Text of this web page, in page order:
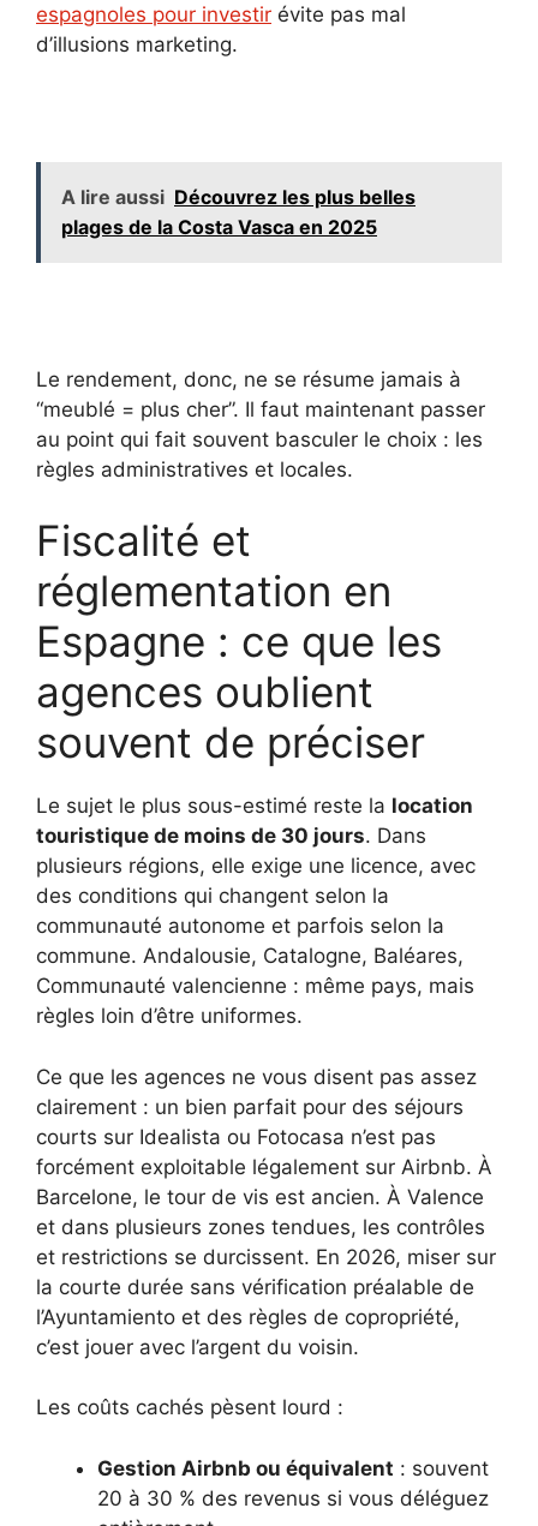
espagnoles pour investir évite pas mal
d’illusions marketing.
A lire aussi Découvrez les plus belles
plages de la Costa Vasca en 2025
Le rendement, donc, ne se résume jamais à
“meublé = plus cher”. Il faut maintenant passer
au point qui fait souvent basculer le choix : les
règles administratives et locales.
Fiscalité et
réglementation en
Espagne : ce que les
agences oublient
souvent de préciser
Le sujet le plus sous-estimé reste la location
touristique de moins de 30 jours. Dans
plusieurs régions, elle exige une licence, avec
des conditions qui changent selon la
communauté autonome et parfois selon la
commune. Andalousie, Catalogne, Baléares,
Communauté valencienne : même pays, mais
règles loin d’être uniformes.
Ce que les agences ne vous disent pas assez
clairement : un bien parfait pour des séjours
courts sur Idealista ou Fotocasa n’est pas
forcément exploitable légalement sur Airbnb. À
Barcelone, le tour de vis est ancien. À Valence
et dans plusieurs zones tendues, les contrôles
et restrictions se durcissent. En 2026, miser sur
la courte durée sans vérification préalable de
l’Ayuntamiento et des règles de copropriété,
c’est jouer avec l’argent du voisin.
Les coûts cachés pèsent lourd :
Gestion Airbnb ou équivalent : souvent
20 à 30 % des revenus si vous déléguez